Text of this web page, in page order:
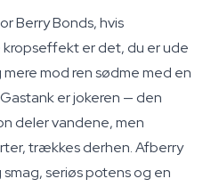
Berry Bonds, hvis
er det, du er ude
mod ren sødme med en
er jokeren — den
deler vandene, men
trækkes derhen. Afberry
seriøs potens og en